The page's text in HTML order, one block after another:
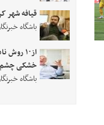
قیافه شهر
باشگاه
از۱۰
خشکی
باشگاه